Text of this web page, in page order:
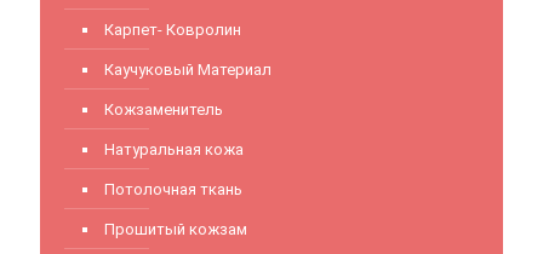
Карпет- Ковролин
Каучуковый Материал
Кожзаменитель
Натуральная кожа
Потолочная ткань
Прошитый кожзам